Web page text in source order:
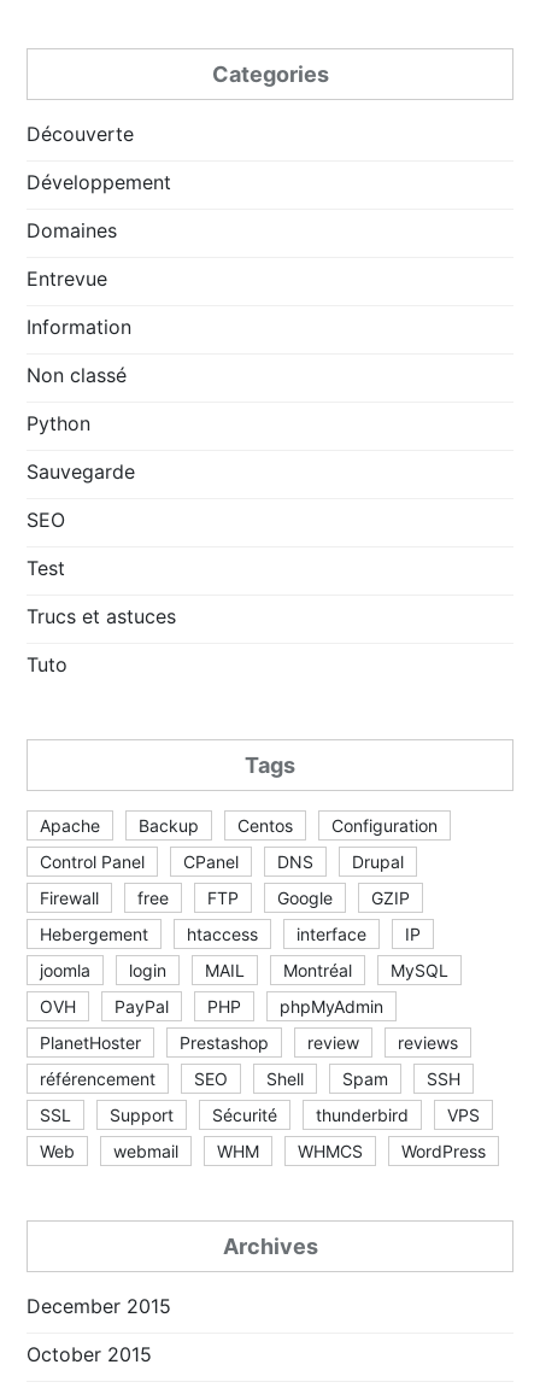
Categories
Découverte
Développement
Domaines
Entrevue
Information
Non classé
Python
Sauvegarde
SEO
Test
Trucs et astuces
Tuto
Tags
Apache Backup Centos
Configuration
Control Panel
CPanel DNS
Drupal
Firewall
free FTP Google
GZIP
Hebergement
htaccess interface
IP
joomla
login MAIL Montréal
MySQL
OVH
PayPal PHP
phpMyAdmin
PlanetHoster
Prestashop review
reviews
référencement
SEO Shell Spam
SSH
SSL
Support Sécurité thunderbird
VPS
Web
webmail WHM WHMCS WordPress
Archives
December 2015
October 2015